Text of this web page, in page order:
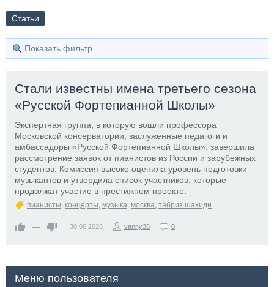
Статьи
Показать фильтр
Стали известны имена третьего сезона
«Русской Фортепианной Школы»
Экспертная группа, в которую вошли профессора
Московской консерватории, заслуженные педагоги и
амбассадоры «Русской Фортепианной Школы», завершила
рассмотрение заявок от пианистов из России и зарубежных
студентов. Комиссия высоко оценила уровень подготовки
музыкантов и утвердила список участников, которые
продолжат участие в престижном проекте.
пианисты, концерты, музыка, москва, табриз шахиди
— 30.06.2026 vanny36 0
Меню пользователя